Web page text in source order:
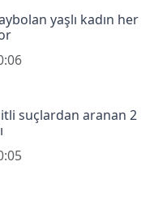
yaşlı kadın her
suçlardan aranan 2